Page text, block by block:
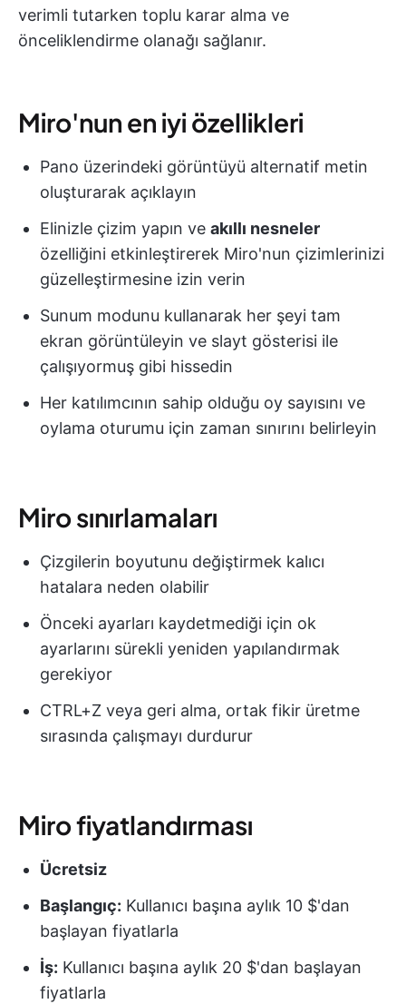
verimli tutarken toplu karar alma ve
önceliklendirme olanağı sağlanır.
Miro'nun en iyi özellikleri
Pano üzerindeki görüntüyü alternatif metin
oluşturarak açıklayın
Elinizle çizim yapın ve akıllı nesneler
özelliğini etkinleştirerek Miro'nun çizimlerinizi
güzelleştirmesine izin verin
Sunum modunu kullanarak her şeyi tam
ekran görüntüleyin ve slayt gösterisi ile
çalışıyormuş gibi hissedin
Her katılımcının sahip olduğu oy sayısını ve
oylama oturumu için zaman sınırını belirleyin
Miro sınırlamaları
Çizgilerin boyutunu değiştirmek kalıcı
hatalara neden olabilir
Önceki ayarları kaydetmediği için ok
ayarlarını sürekli yeniden yapılandırmak
gerekiyor
CTRL+Z veya geri alma, ortak fikir üretme
sırasında çalışmayı durdurur
Miro fiyatlandırması
Ücretsiz
Başlangıç: Kullanıcı başına aylık 10 $'dan
başlayan fiyatlarla
İş: Kullanıcı başına aylık 20 $'dan başlayan
fiyatlarla